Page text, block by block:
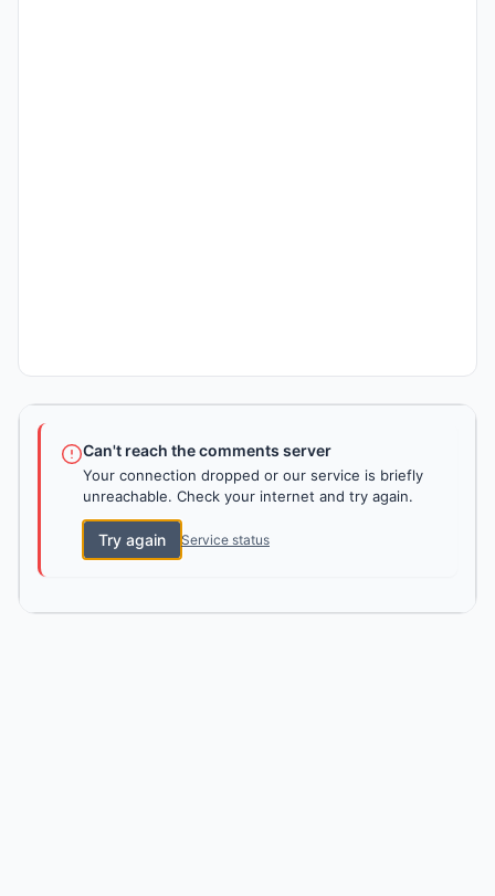
Can't reach the comments server
Your connection dropped or our service is briefly
unreachable. Check your internet and try again.
Try again Service status